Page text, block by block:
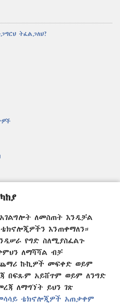
ለመስጠት እንዲቻል
እንጠቀማለን።
የግድ ስለሚያስፈልጉ
ለማሻሻል ብቻ
ኩኪዎች መፍቀድ ወይም
በፍጹም አይሸጥም ወይም ለንግድ
ለማግኘት ይህን ገጽ
ቴክኖሎጂዎች አጠቃቀም
ትፈልጋለህ?
ቤተ መጻሕፍት